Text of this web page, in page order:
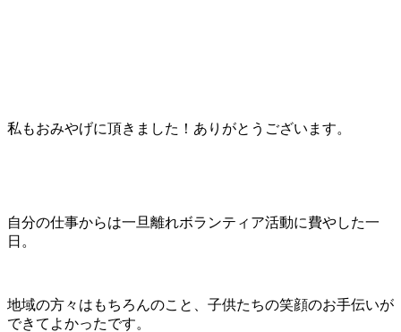
私もおみやげに頂きました！ありがとうございます。
自分の仕事からは一旦離れボランティア活動に費やした一
日。
地域の方々はもちろんのこと、子供たちの笑顔のお手伝いが
できてよかったです。